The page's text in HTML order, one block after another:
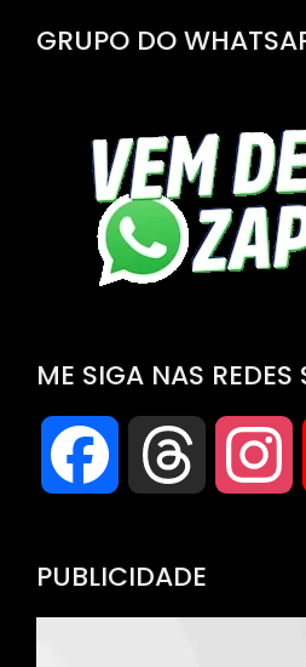
GRUPO DO
ME SIGA NAS REDES
Facebook Threads
PUBLICIDADE